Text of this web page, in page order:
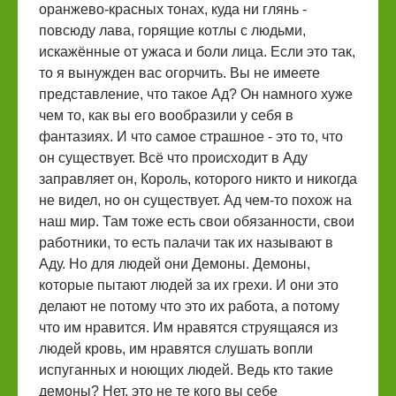
оранжево-красных тонах, куда ни глянь -
повсюду лава, горящие котлы с людьми,
искажённые от ужаса и боли лица. Если это так,
то я вынужден вас огорчить. Вы не имеете
представление, что такое Ад? Он намного хуже
чем то, как вы его вообразили у себя в
фантазиях. И что самое страшное - это то, что
он существует. Всё что происходит в Аду
заправляет он, Король, которого никто и никогда
не видел, но он существует. Ад чем-то похож на
наш мир. Там тоже есть свои обязанности, свои
работники, то есть палачи так их называют в
Аду. Но для людей они Демоны. Демоны,
которые пытают людей за их грехи. И они это
делают не потому что это их работа, а потому
что им нравится. Им нравятся струящаяся из
людей кровь, им нравятся слушать вопли
испуганных и ноющих людей. Ведь кто такие
демоны? Нет, это не те кого вы себе